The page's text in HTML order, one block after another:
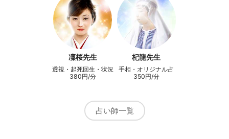
凜桜先生
透視・起死回生・状況
改善
380円/分
杞龍先生
手相・オリジナル占
術・気学
350円/分
占い師一覧